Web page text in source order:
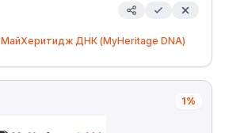
МайХеритидж ДНК (MyHeritage DNA)
1%